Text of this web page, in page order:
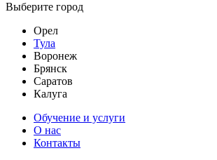
Выберите город
Орел
Тула
Воронеж
Брянск
Саратов
Калуга
Обучение и услуги
О нас
Контакты